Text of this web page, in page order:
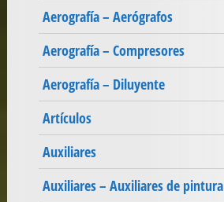
Aerografía – Aerógrafos
Aerografía – Compresores
Aerografía – Diluyente
Artículos
Auxiliares
Auxiliares – Auxiliares de pintura